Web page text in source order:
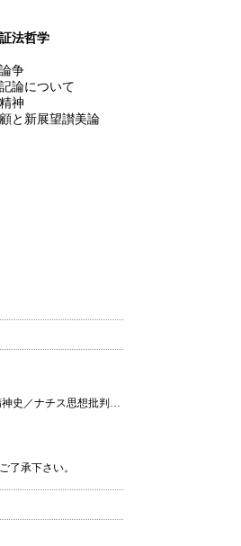
法哲学
争
論について
神
と新展望讃美論
神史／ナチス思想批判…
了承下さい。